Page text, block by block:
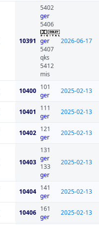
10391
5402
ger
5406
ger
5407
qks
5412
mis
2026-06-17
10400 101
ger
2025-02-13
10401
111
ger
2025-02-13
10402 121
ger
2025-02-13
10403
131
ger
133
ger
2025-02-13
10404 141
ger
2025-02-13
10406 161
ger
2025-02-13